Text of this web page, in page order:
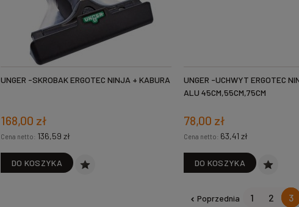
UNGER -SKROBAK ERGOTEC NINJA + KABURA
168,00 zł
Cena netto: 136,59 zł
DO KOSZYKA
UNGER -UCHWYT ERGOTEC
ALU 45CM,55CM,75CM
78,00 zł
Cena netto: 63,41 zł
DO KOSZYKA
1 2 3